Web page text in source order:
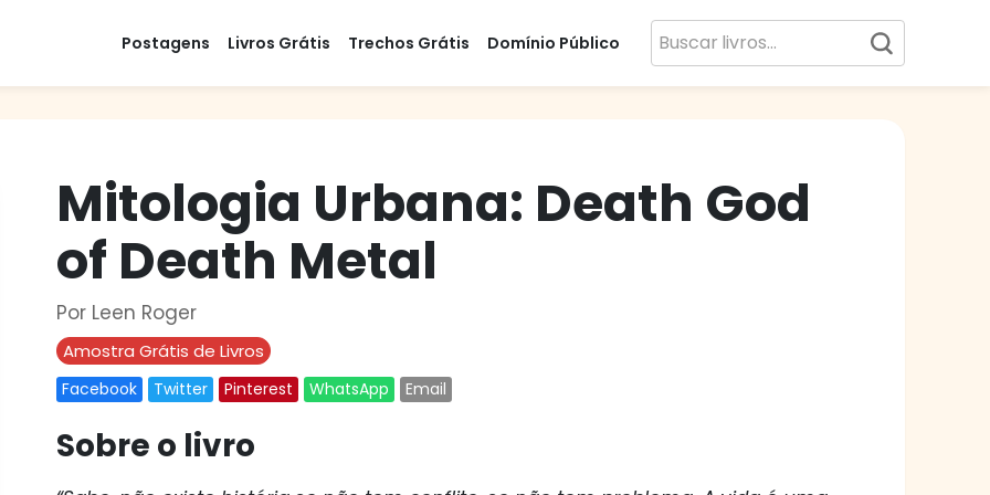
Postagens Livros Grátis Trechos Grátis Domínio Público
Mitologia Urbana: Death God
of Death Metal
Por Leen Roger
Amostra Grátis de Livros
Facebook Twitter Pinterest WhatsApp Email
Sobre o livro